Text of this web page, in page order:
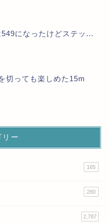
になったけどステッ...
切っても楽しめた15m
リー
165
280
2,787